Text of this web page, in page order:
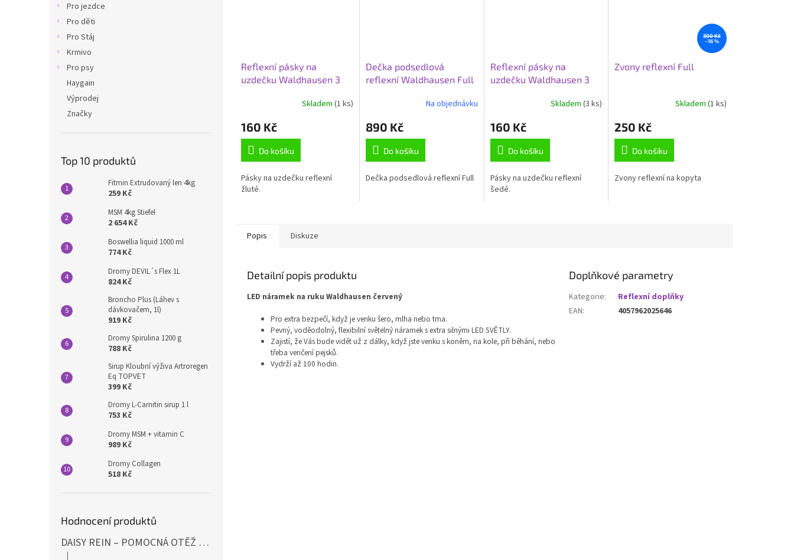
Pro jezdce
Pro děti
Pro Stáj
Krmivo
Pro psy
Haygain
Výprodej
Značky
Top 10 produktů
Fitmin Extrudovaný len 4kg
259 Kč
MSM 4kg Stiefel
2 654 Kč
Boswellia liquid 1000 ml
774 Kč
Dromy DEVIL´s Flex 1L
824 Kč
Broncho Plus (Láhev s
dávkovačem, 1l)
919 Kč
Dromy Spirulina 1200 g
788 Kč
Sirup Kloubní výživa Artroregen
Eq TOPVET
399 Kč
Dromy L-Carnitin sirup 1 l
753 Kč
Dromy MSM + vitamin C
989 Kč
Dromy Collagen
518 Kč
Hodnocení produktů
DAISY REIN – POMOCNÁ OTĚŽ PROTI STAHOVÁNÍ HLAVY DOLŮ ČERNÁ SHIRES
|
Reflexní pásky na
uzdečku Waldhausen 3
Skladem (1 ks)
160 Kč
Do košíku
Pásky na uzdečku reflexní
žluté.
Dečka podsedlová
reflexní Waldhausen Full
produktu
je
2,8
z
5
hvězdiček.
Na objednávku
890 Kč
Do košíku
Dečka podsedlová reflexní Full
Reflexní pásky na
uzdečku Waldhausen 3
Skladem(3 ks)
160 Kč
Do košíku
Pásky na uzdečku reflexní
šedé.
300 Kč
–16 %
Zvony reflexní Full
Skladem (1 ks)
250 Kč
Do košíku
Zvony reflexní na kopyta
Popis Diskuze
Detailní popis produktu
LED náramek na ruku Waldhausen červený
Pro extra bezpečí, když je venku šero, mlha nebo tma.
Pevný, voděodolný, flexibilní světelný náramek s extra silnými LED SVĚTLY.
Zajistí, že Vás bude vidět už z dálky, když jste venku s koněm, na kole, při běhání, nebo
třeba venčení pejsků.
Vydrží až 100 hodin.
Doplňkové parametry
Kategorie:
Reflexní doplňky
EAN: 4057962025646